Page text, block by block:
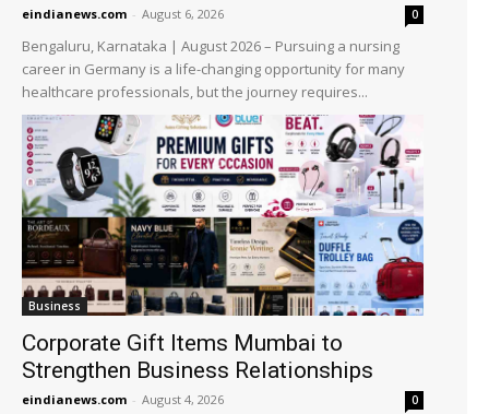
eindianews.com - August 6, 2026 0
Bengaluru, Karnataka | August 2026 – Pursuing a nursing
career in Germany is a life-changing opportunity for many
healthcare professionals, but the journey requires...
Business
Corporate Gift Items Mumbai to
Strengthen Business Relationships
eindianews.com - August 4, 2026 0